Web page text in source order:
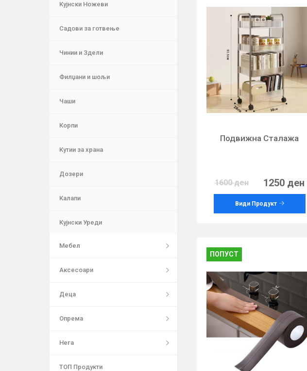
Кујнски Ножеви
Садови за готвење
Чинии и Здели
Филџани и шољи
Чаши
Корпи
Кутии за храна
Дозери
Калапи
Кујнски Уреди
Мебел
Аксесоари
Деца
Опрема
Нега
ТОП Продукти
Подвижна Сталажа
1600 ден 1250 ден
Види Продукт
ПОПУСТ